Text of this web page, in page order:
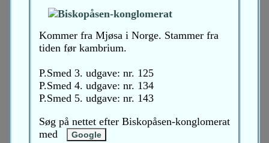
Kommer fra Mjøsa i Norge. Stammer fra
tiden før kambrium.
P.Smed 3. udgave: nr. 125
P.Smed 4. udgave: nr. 134
P.Smed 5. udgave: nr. 143
Søg på nettet efter Biskopåsen-konglomerat
med